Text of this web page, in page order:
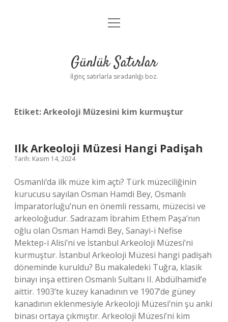
Anasayfa
Yasal Uyarı
menüyü
Günlük Satırlar
İlginç satırlarla sıradanlığı boz.
Etiket:Arkeoloji Müzesini kim kurmuştur
Ilk Arkeoloji Müzesi Hangi Padişah
Tarih: Kasım 14, 2024
Osmanlı’da ilk müze kim açtı? Türk müzeciliğinin
kurucusu sayılan Osman Hamdi Bey, Osmanlı
İmparatorluğu’nun en önemli ressamı, müzecisi ve
arkeoloğudur. Sadrazam İbrahim Ethem Paşa’nın
oğlu olan Osman Hamdi Bey, Sanayi-i Nefise
Mektep-i Alisi’ni ve İstanbul Arkeoloji Müzesi’ni
kurmuştur. İstanbul Arkeoloji Müzesi hangi padişah
döneminde kuruldu? Bu makaledeki Tuğra, klasik
binayı inşa ettiren Osmanlı Sultanı II. Abdülhamid’e
aittir. 1903’te kuzey kanadının ve 1907’de güney
kanadının eklenmesiyle Arkeoloji Müzesi’nin şu anki
binası ortaya çıkmıştır. Arkeoloji Müzesi’ni kim